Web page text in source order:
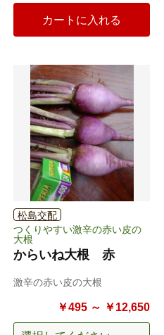
カートに入れる
松島交配
つくりやすい激辛の赤い皮の
大根
からいね大根 赤
激辛の赤い皮の大根
￥495 ～ ￥12,650